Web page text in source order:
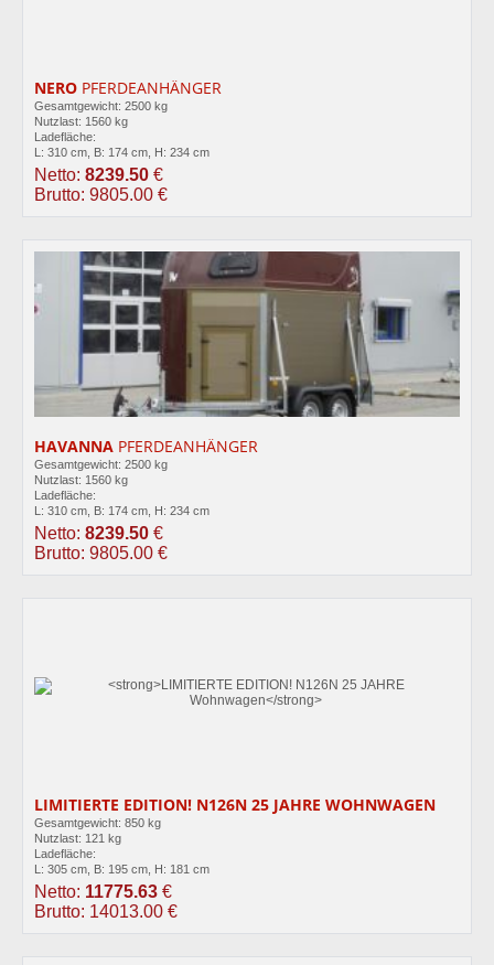
NERO PFERDEANHÄNGER
Gesamtgewicht: 2500 kg
Nutzlast: 1560 kg
Ladefläche:
L: 310 cm, B: 174 cm, H: 234 cm
Netto: 8239.50 €
Brutto: 9805.00 €
HAVANNA PFERDEANHÄNGER
Gesamtgewicht: 2500 kg
Nutzlast: 1560 kg
Ladefläche:
L: 310 cm, B: 174 cm, H: 234 cm
Netto: 8239.50 €
Brutto: 9805.00 €
LIMITIERTE EDITION! N126N 25 JAHRE WOHNWAGEN
Gesamtgewicht: 850 kg
Nutzlast: 121 kg
Ladefläche:
L: 305 cm, B: 195 cm, H: 181 cm
Netto: 11775.63 €
Brutto: 14013.00 €